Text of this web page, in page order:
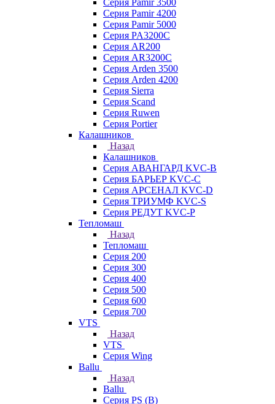
Серия Pamir 3500
Серия Pamir 4200
Серия Pamir 5000
Серия PA3200C
Серия AR200
Серия AR3200C
Серия Arden 3500
Серия Arden 4200
Серия Sierra
Серия Scand
Серия Ruwen
Серия Portier
Калашников
Назад
Калашников
Серия АВАНГАРД KVC-B
Серия БАРЬЕР KVC-C
Серия АРСЕНАЛ KVC-D
Серия ТРИУМФ KVC-S
Серия РЕДУТ KVC-P
Тепломаш
Назад
Тепломаш
Серия 200
Серия 300
Серия 400
Серия 500
Серия 600
Серия 700
VTS
Назад
VTS
Серия Wing
Ballu
Назад
Ballu
Серия PS (B)